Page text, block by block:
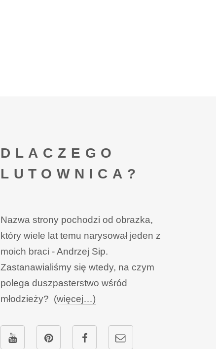
DLACZEGO
LUTOWNICA?
Nazwa strony pochodzi od obrazka,
który wiele lat temu narysował jeden z
moich braci - Andrzej Sip.
Zastanawialiśmy się wtedy, na czym
polega duszpasterstwo wśród
młodzieży? (więcej…)